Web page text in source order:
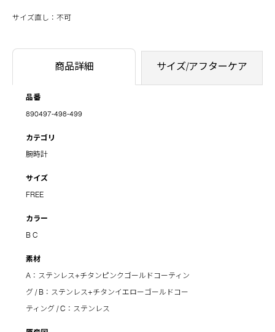
サイズ直し：不可
商品詳細 サイズ/アフターケア
品番
890497-498-499
カテゴリ
腕時計
サイズ
FREE
カラー
B C
素材
A：ステンレス+チタンピンクゴールドコーティン
グ / B：ステンレス+チタンイエローゴールドコー
ティング / C：ステンレス